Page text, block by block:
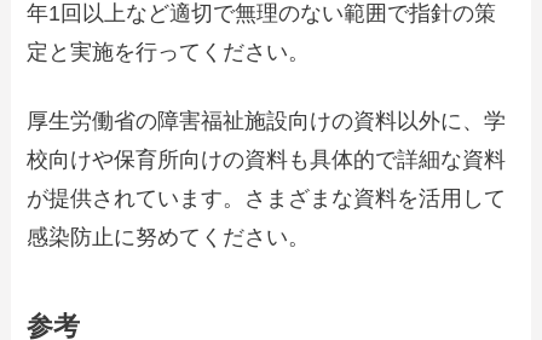
年1回以上など適切で無理のない範囲で指針の策
定と実施を行ってください。
厚生労働省の障害福祉施設向けの資料以外に、学
校向けや保育所向けの資料も具体的で詳細な資料
が提供されています。さまざまな資料を活用して
感染防止に努めてください。
参考